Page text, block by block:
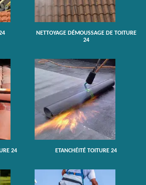
NETTOYAGE DÉMOUSSAGE DE TOITURE
24
24 ETANCHÉITÉ TOITURE 24